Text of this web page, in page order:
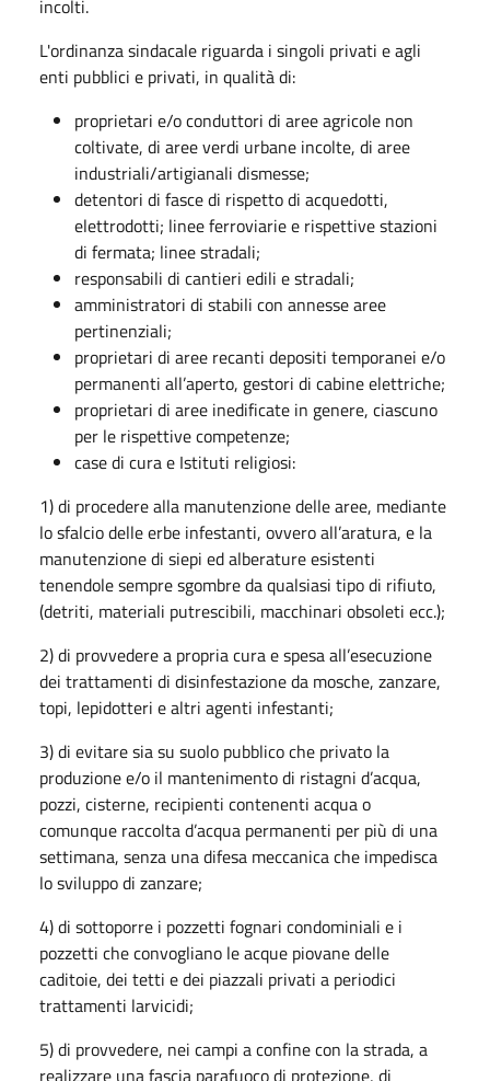
incolti.
L'ordinanza sindacale riguarda i singoli privati e agli
enti pubblici e privati, in qualità di:
proprietari e/o conduttori di aree agricole non
coltivate, di aree verdi urbane incolte, di aree
industriali/artigianali dismesse;
detentori di fasce di rispetto di acquedotti,
elettrodotti; linee ferroviarie e rispettive stazioni
di fermata; linee stradali;
responsabili di cantieri edili e stradali;
amministratori di stabili con annesse aree
pertinenziali;
proprietari di aree recanti depositi temporanei e/o
permanenti all’aperto, gestori di cabine elettriche;
proprietari di aree inedificate in genere, ciascuno
per le rispettive competenze;
case di cura e Istituti religiosi:
1) di procedere alla manutenzione delle aree, mediante
lo sfalcio delle erbe infestanti, ovvero all’aratura, e la
manutenzione di siepi ed alberature esistenti
tenendole sempre sgombre da qualsiasi tipo di rifiuto,
(detriti, materiali putrescibili, macchinari obsoleti ecc.);
2) di provvedere a propria cura e spesa all’esecuzione
dei trattamenti di disinfestazione da mosche, zanzare,
topi, lepidotteri e altri agenti infestanti;
3) di evitare sia su suolo pubblico che privato la
produzione e/o il mantenimento di ristagni d’acqua,
pozzi, cisterne, recipienti contenenti acqua o
comunque raccolta d’acqua permanenti per più di una
settimana, senza una difesa meccanica che impedisca
lo sviluppo di zanzare;
4) di sottoporre i pozzetti fognari condominiali e i
pozzetti che convogliano le acque piovane delle
caditoie, dei tetti e dei piazzali privati a periodici
trattamenti larvicidi;
5) di provvedere, nei campi a confine con la strada, a
realizzare una fascia parafuoco di protezione, di